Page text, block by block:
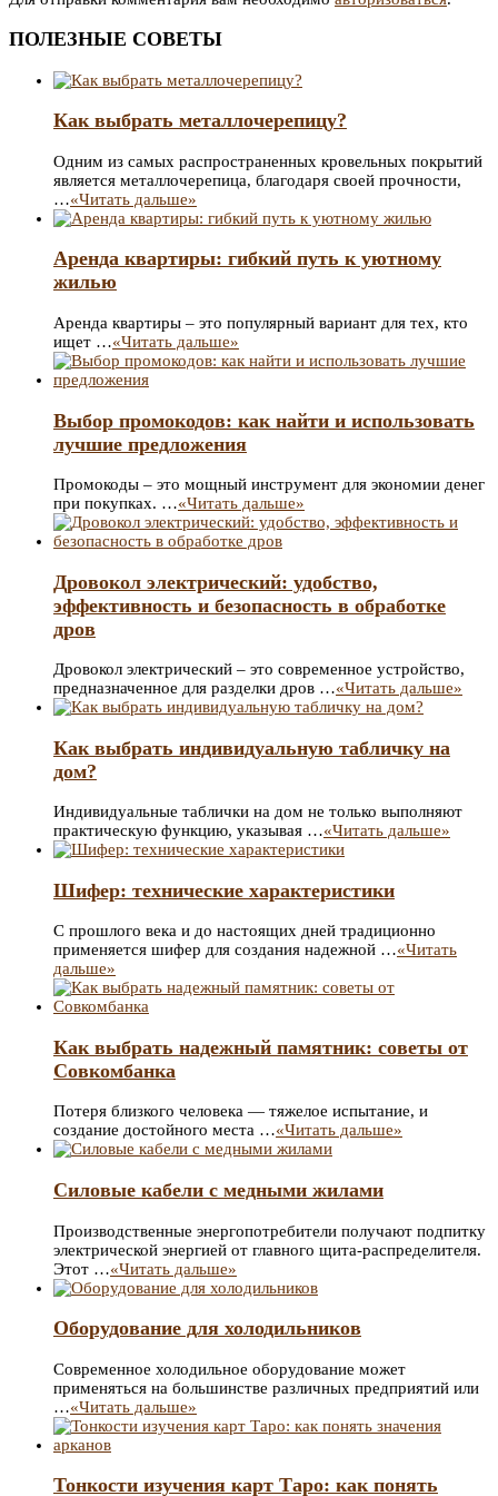
ПОЛЕЗНЫЕ СОВЕТЫ
Как выбрать металлочерепицу?
Одним из самых распространенных кровельных покрытий
является металлочерепица, благодаря своей прочности,
…«Читать дальше»
Аренда квартиры: гибкий путь к уютному
жилью
Аренда квартиры – это популярный вариант для тех, кто
ищет …«Читать дальше»
Выбор промокодов: как найти и использовать
лучшие предложения
Промокоды – это мощный инструмент для экономии денег
при покупках. …«Читать дальше»
Дровокол электрический: удобство,
эффективность и безопасность в обработке
дров
Дровокол электрический – это современное устройство,
предназначенное для разделки дров …«Читать дальше»
Как выбрать индивидуальную табличку на
дом?
Индивидуальные таблички на дом не только выполняют
практическую функцию, указывая …«Читать дальше»
Шифер: технические характеристики
С прошлого века и до настоящих дней традиционно
применяется шифер для создания надежной …«Читать
дальше»
Как выбрать надежный памятник: советы от
Совкомбанка
Потеря близкого человека — тяжелое испытание, и
создание достойного места …«Читать дальше»
Силовые кабели с медными жилами
Производственные энергопотребители получают подпитку
электрической энергией от главного щита-распределителя.
Этот …«Читать дальше»
Оборудование для холодильников
Современное холодильное оборудование может
применяться на большинстве различных предприятий или
…«Читать дальше»
Тонкости изучения карт Таро: как понять